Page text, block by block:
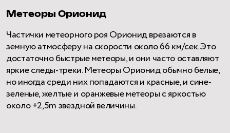
Метеоры Орионид
Частички метеорного роя Орионид врезаются в
земную атмосферу на скорости около 66 км/сек. Это
достаточно быстрые метеоры, и они часто оставляют
яркие следы-треки. Метеоры Орионид обычно белые,
но иногда среди них попадаются и красные, и сине-
зеленые, желтые и оранжевые метеоры с яркостью
около +2,5m звездной величины.